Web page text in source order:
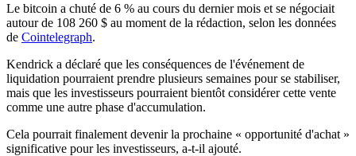
Le bitcoin a chuté de 6 % au cours du dernier mois et se négociait
autour de 108 260 $ au moment de la rédaction, selon les données
de Cointelegraph.
Kendrick a déclaré que les conséquences de l'événement de
liquidation pourraient prendre plusieurs semaines pour se stabiliser,
mais que les investisseurs pourraient bientôt considérer cette vente
comme une autre phase d'accumulation.
Cela pourrait finalement devenir la prochaine « opportunité d'achat »
significative pour les investisseurs, a-t-il ajouté.